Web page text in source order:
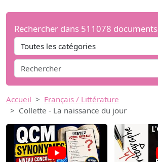
Rechercher dans 511078 documents
Accueil
Français / Littérature
Collette - La naissance du jour